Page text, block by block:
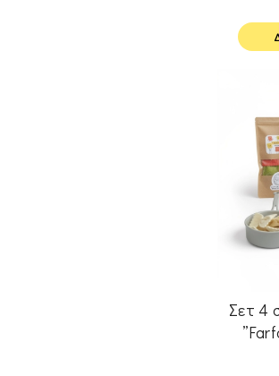
Σετ 4